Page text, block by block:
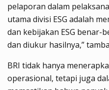
pelaporan dalam
utama divisi ESG adalah
dan kebijakan ESG benar-
dan diukur hasilnya,”
BRI tidak hanya
operasional, tetapi juga